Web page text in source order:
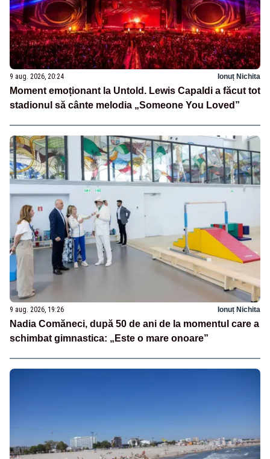
9 aug. 2026, 20:24 Ionuț Nichita
Moment emoționant la Untold. Lewis Capaldi a făcut tot
stadionul să cânte melodia „Someone You Loved”
9 aug. 2026, 19:26 Ionuț Nichita
Nadia Comăneci, după 50 de ani de la momentul care a
schimbat gimnastica: „Este o mare onoare”